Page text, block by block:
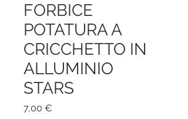
FORBICE
POTATURA A
CRICCHETTO IN
ALLUMINIO
STARS
7,00 €